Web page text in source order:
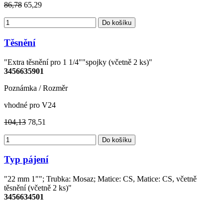
86,78 65,29
Do košíku
Těsnění
"Extra těsnění pro 1 1/4""spojky (včetně 2 ks)"
3456635901
Poznámka / Rozměr
vhodné pro V24
104,13 78,51
Do košíku
Typ pájení
"22 mm 1""; Trubka: Mosaz; Matice: CS, Matice: CS, včetně
těsnění (včetně 2 ks)"
3456634501